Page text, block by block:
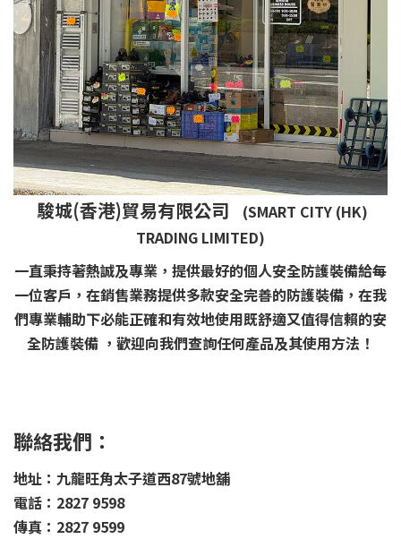
駿城(香港)貿易有限公司
(SMART CITY (HK)
TRADING LIMITED)
一直秉持著熱誠及專業，提供最好的個人安全防護裝備給每
一位客戶，在銷售業務提供多款安全完善的防護裝備，在我
們專業輔助下必能正確和有效地使用既舒適又值得信賴的安
全防護裝備 ，歡迎向我們查詢任何產品及其使用方法！
聯絡我們：
地址：九龍旺角太子道西87號地舖
電話：2827 9598
傳真：2827 9599